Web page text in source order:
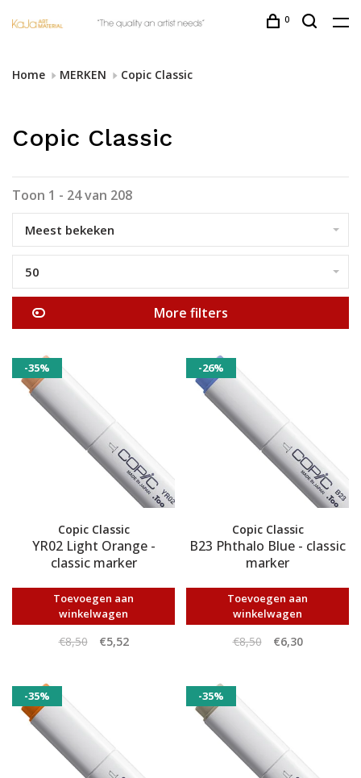
0
Home MERKEN Copic Classic
Copic Classic
Toon 1 - 24 van 208
Meest bekeken
50
More filters
-35%
Copic Classic
YR02 Light Orange -
classic marker
Toevoegen aan
winkelwagen
€8,50 €5,52
-26%
Copic Classic
B23 Phthalo Blue - classic
marker
Toevoegen aan
winkelwagen
€8,50 €6,30
-35% -35%